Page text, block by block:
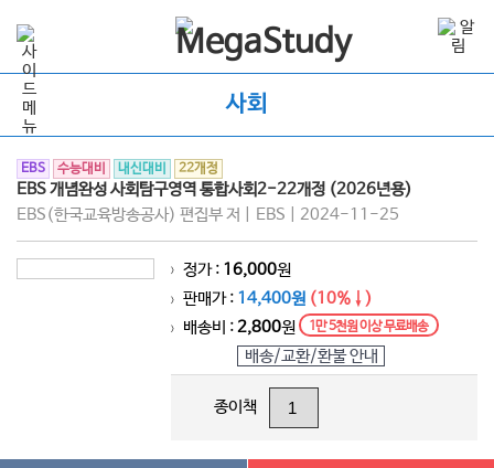
사회
EBS 수능대비 내신대비 22개정
EBS 개념완성 사회탐구영역 통합사회2-22개정 (2026년용)
EBS(한국교육방송공사) 편집부 저 | EBS | 2024-11-25
> 정가 : 16,000원
> 판매가 : 14,400원 (10%↓)
> 배송비 :2,800원 1만 5천원 이상 무료배송
배송/교환/환불 안내
종이책